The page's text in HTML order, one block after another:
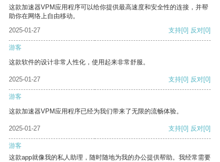
这款加速器VPM应用程序可以给你提供最高速度和安全性的连接，并帮
助你在网络上自由移动。
2025-01-27
支持[0] 反对[0]
游客
这款软件的设计非常人性化，使用起来非常舒服。
2025-01-27 支持[0] 反对[0]
游客
这款加速器VPM应用程序已经为我们带来了无限的流畅体验。
2025-01-27 支持[0] 反对[0]
游客
这款app就像我的私人助理，随时随地为我的办公提供帮助。我经常需要